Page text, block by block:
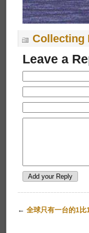
Collecting
Leave a
← 全球只有一台的1比